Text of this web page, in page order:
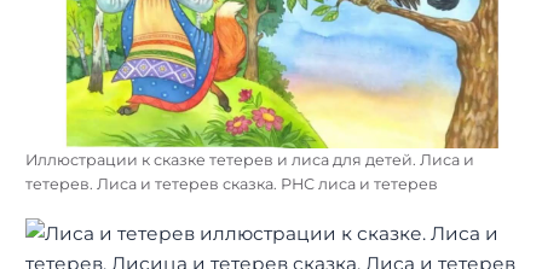
Иллюстрации к сказке тетерев и лиса для детей. Лиса и
тетерев. Лиса и тетерев сказка. РНС лиса и тетерев